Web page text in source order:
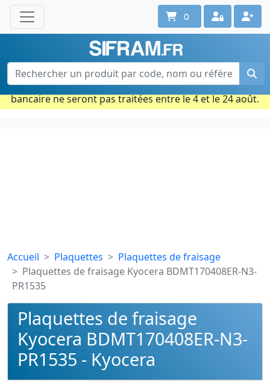
Une question ? Un conseil ?
Contactez-nous au 02 40 92 17 71
Ouvert du lun. au vend. de 08h à 18h
Période estivale : Les commandes prises par carte
bancaire ne seront pas traitées entre le 4 et le 24 août.
0
Accueil Plaquettes
Plaquettes de fraisage
Plaquettes de fraisage Kyocera BDMT170408ER-N3-
PR1535
Plaquettes de fraisage
Kyocera BDMT170408ER-N3-
PR1535 - Kyocera